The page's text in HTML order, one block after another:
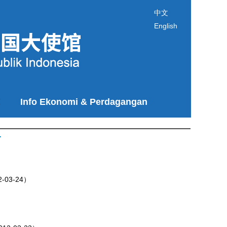
中文
English
Info Ekonomi & Perdagangan
24）